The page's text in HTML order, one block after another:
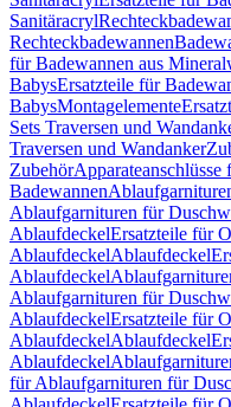
Sanitäracryl
Rechteckbadewannen
für Badewannen aus
BabysErsatzteile für
BabysMontagelemente
Sets Traversen und
Traversen und Wandanker
ZubehörApparateanschlüsse
Badewannen
Ablaufgarnituren für
AblaufdeckelErsatzteile für
AblaufdeckelAblaufdeckel
Ablaufdeckel
Ablaufgarnituren für
AblaufdeckelErsatzteile für
AblaufdeckelAblaufdeckel
Ablaufdeckel
für Ablaufgarnituren für